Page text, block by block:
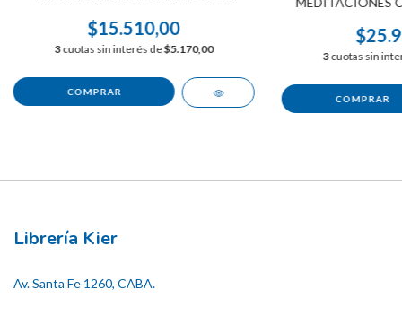
$15.510,00
3cuotas sin interés de$5.170,00
3cuotas sin
Librería Kier
Av. Santa Fe 1260, CABA.